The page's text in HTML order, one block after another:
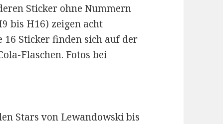
Sticker ohne Nummern
bis H16) zeigen acht
16 Sticker finden sich auf der
Flaschen. Fotos bei
Stars von Lewandowski bis